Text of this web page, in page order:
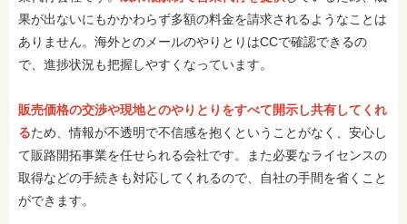
果が出ないにもかかわらず多額の料金を請求されるようなことは
ありません。海外とのメールのやりとりはCCで確認できるの
で、進捗状況も把握しやすくなっています。
販売価格の交渉や現地とのやりとりをすべて開示し共有してくれ
るため、情報が不透明で不信感を抱くということがなく、安心し
て販路開拓事業を任せられる会社です。また必要なライセンスの
取得などの手続きも対応してくれるので、自社の手間を省くこと
ができます。